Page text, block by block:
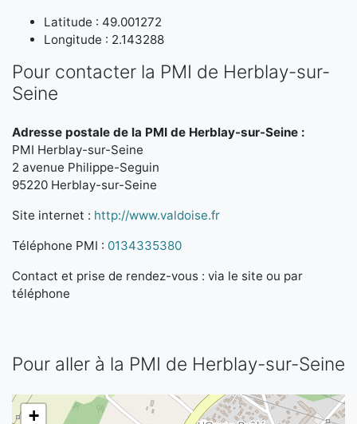
Latitude : 49.001272
Longitude : 2.143288
Pour contacter la PMI de Herblay-sur-
Seine
Adresse postale de la PMI de Herblay-sur-Seine :
PMI Herblay-sur-Seine
2 avenue Philippe-Seguin
95220 Herblay-sur-Seine
Site internet : http://www.valdoise.fr
Téléphone PMI : 0134335380
Contact et prise de rendez-vous : via le site ou par
téléphone
Pour aller à la PMI de Herblay-sur-Seine
+